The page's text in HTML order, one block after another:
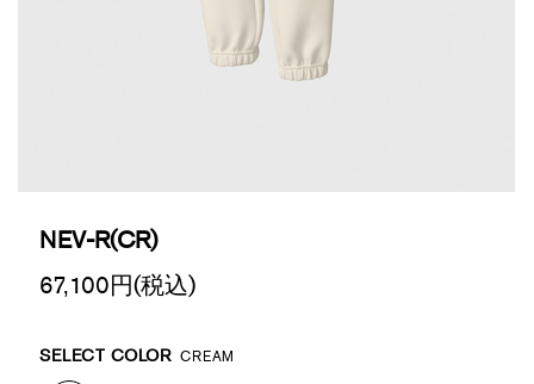
NEV-R(CR)
67,100円(税込)
Variations
SELECT COLOR CREAM